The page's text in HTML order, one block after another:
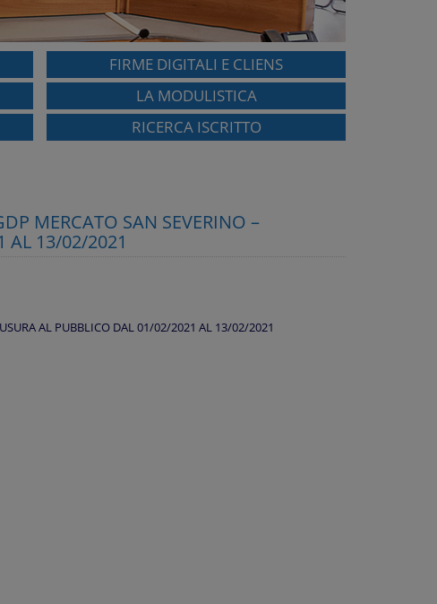
FIRME DIGITALI E CLIENS
LA MODULISTICA
RICERCA ISCRITTO
MERCATO SAN SEVERINO –
AL 13/02/2021
AL PUBBLICO DAL 01/02/2021 AL 13/02/2021